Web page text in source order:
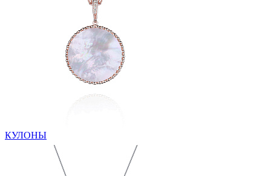
КУЛОНЫ